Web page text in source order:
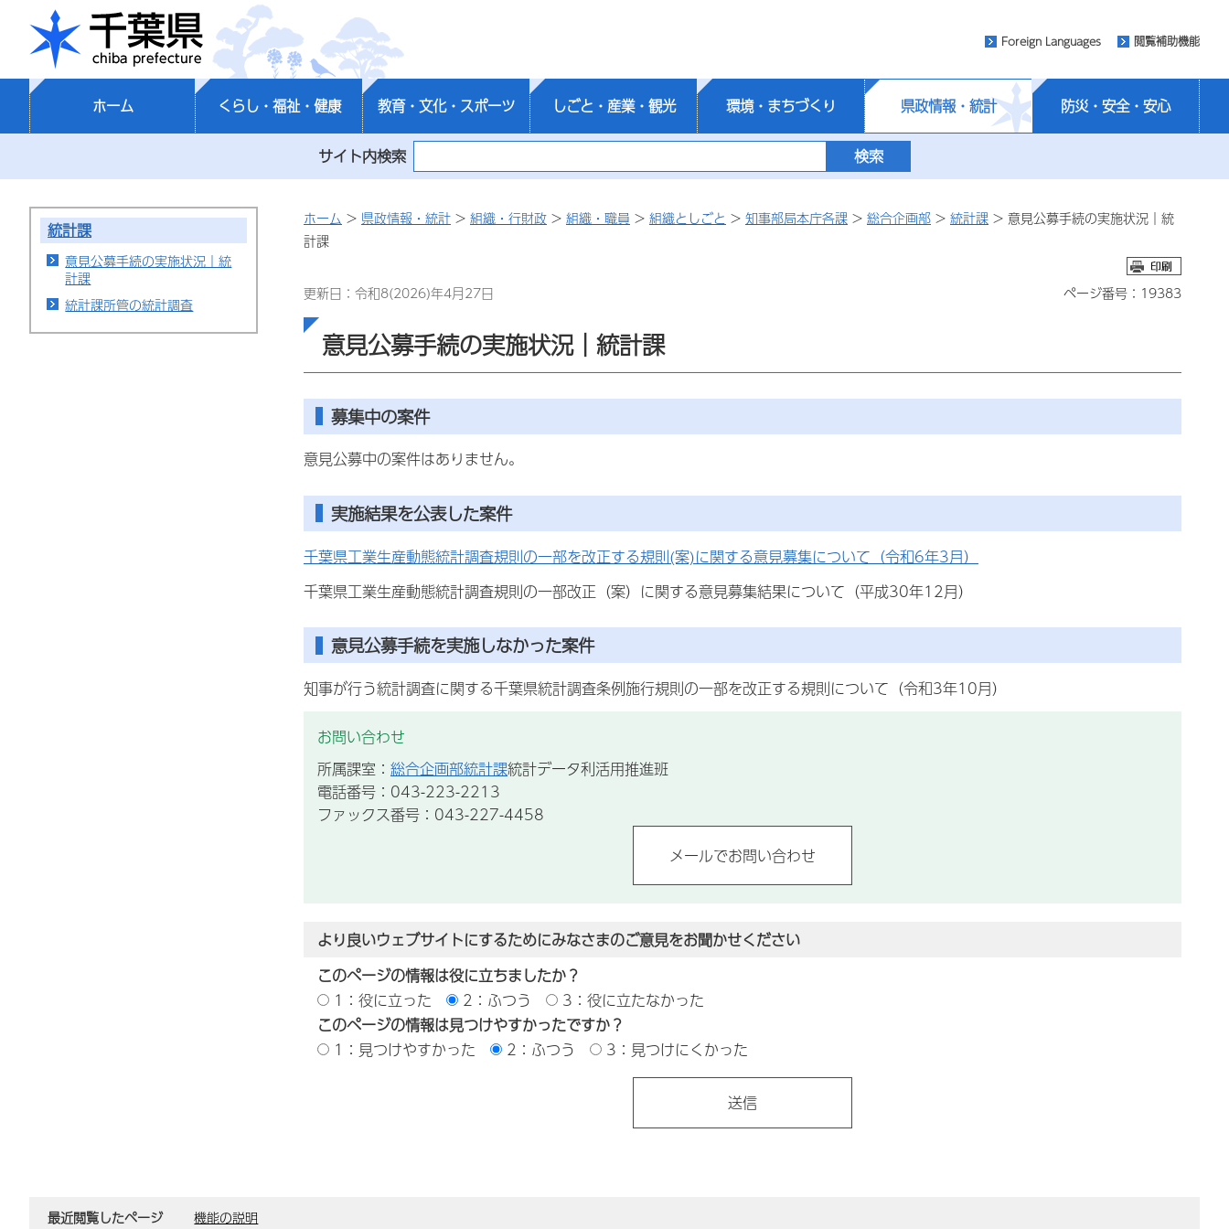
千葉県
Foreign Languages 閲覧補助機能
ホーム くらし・福祉・健康 教育・文化・スポーツ しごと・産業・観光 環境・まちづくり 県政情報・統計 防災・安全・安心
サイト内検索
統計課
意見公募手続の実施状況｜統
計課
統計課所管の統計調査
ホーム > 県政情報・統計 > 組織・行財政 > 組織・職員 > 組織としごと > 知事部局本庁各課 > 総合企画部 > 統計課 > 意見公募手続の実施状況｜統
計課
更新日：令和8(2026)年4月27日 ページ番号：19383
意見公募手続の実施状況｜統計課
募集中の案件
意見公募中の案件はありません。
実施結果を公表した案件
千葉県工業生産動態統計調査規則の一部を改正する規則(案)に関する意見募集について（令和6年3月）
千葉県工業生産動態統計調査規則の一部改正（案）に関する意見募集結果について（平成30年12月）
意見公募手続を実施しなかった案件
知事が行う統計調査に関する千葉県統計調査条例施行規則の一部を改正する規則について（令和3年10月）
お問い合わせ
所属課室： 総合企画部統計課統計データ利活用推進班
電話番号：043-223-2213
ファックス番号：043-227-4458
より良いウェブサイトにするためにみなさまのご意見をお聞かせください
このページの情報は役に立ちましたか？
1：役に立った
2：ふつう
3：役に立たなかった
このページの情報は見つけやすかったですか？
1：見つけやすかった
2：ふつう 3：見つけにくかった
最近閲覧したページ 機能の説明